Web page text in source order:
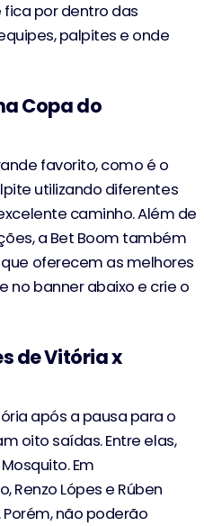
fica por dentro das
palpites e onde
Copa do
favorito, como é o
utilizando diferentes
caminho. Além de
a Bet Boom também
oferecem as melhores
no banner abaixo e crie o
de Vitória x
após a pausa para o
oito saídas. Entre elas,
Em
Renzo Lópes e Rúben
não poderão